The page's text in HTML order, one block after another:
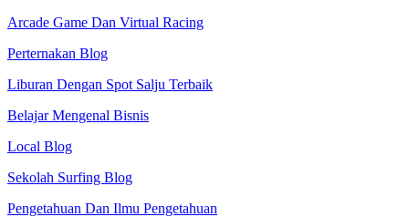
Arcade Game Dan Virtual Racing
Perternakan Blog
Liburan Dengan Spot Salju Terbaik
Belajar Mengenal Bisnis
Local Blog
Sekolah Surfing Blog
Pengetahuan Dan Ilmu Pengetahuan